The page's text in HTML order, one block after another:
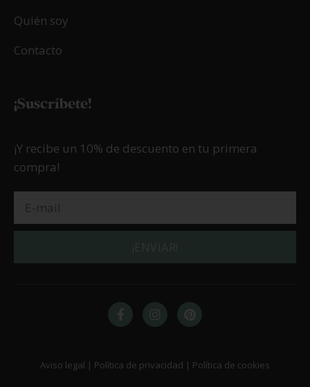
Quién soy
Contacto
¡Suscríbete!
¡Y recibe un 10% de descuento en tu primera
compra!
¡ENVIAR!
Aviso legal | Política de privacidad | Política de cookies